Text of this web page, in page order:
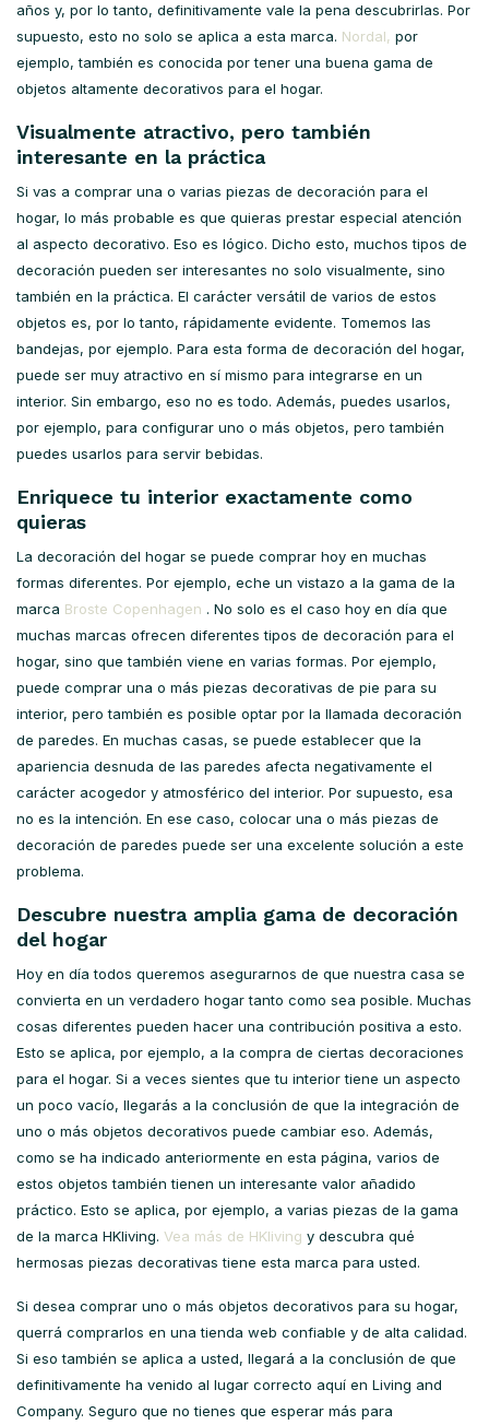
años y, por lo tanto, definitivamente vale la pena descubrirlas. Por
supuesto, esto no solo se aplica a esta marca. Nordal, por
ejemplo, también es conocida por tener una buena gama de
objetos altamente decorativos para el hogar.
Visualmente atractivo, pero también
interesante en la práctica
Si vas a comprar una o varias piezas de decoración para el
hogar, lo más probable es que quieras prestar especial atención
al aspecto decorativo. Eso es lógico. Dicho esto, muchos tipos de
decoración pueden ser interesantes no solo visualmente, sino
también en la práctica. El carácter versátil de varios de estos
objetos es, por lo tanto, rápidamente evidente. Tomemos las
bandejas, por ejemplo. Para esta forma de decoración del hogar,
puede ser muy atractivo en sí mismo para integrarse en un
interior. Sin embargo, eso no es todo. Además, puedes usarlos,
por ejemplo, para configurar uno o más objetos, pero también
puedes usarlos para servir bebidas.
Enriquece tu interior exactamente como
quieras
La decoración del hogar se puede comprar hoy en muchas
formas diferentes. Por ejemplo, eche un vistazo a la gama de la
marca Broste Copenhagen . No solo es el caso hoy en día que
muchas marcas ofrecen diferentes tipos de decoración para el
hogar, sino que también viene en varias formas. Por ejemplo,
puede comprar una o más piezas decorativas de pie para su
interior, pero también es posible optar por la llamada decoración
de paredes. En muchas casas, se puede establecer que la
apariencia desnuda de las paredes afecta negativamente el
carácter acogedor y atmosférico del interior. Por supuesto, esa
no es la intención. En ese caso, colocar una o más piezas de
decoración de paredes puede ser una excelente solución a este
problema.
Descubre nuestra amplia gama de decoración
del hogar
Hoy en día todos queremos asegurarnos de que nuestra casa se
convierta en un verdadero hogar tanto como sea posible. Muchas
cosas diferentes pueden hacer una contribución positiva a esto.
Esto se aplica, por ejemplo, a la compra de ciertas decoraciones
para el hogar. Si a veces sientes que tu interior tiene un aspecto
un poco vacío, llegarás a la conclusión de que la integración de
uno o más objetos decorativos puede cambiar eso. Además,
como se ha indicado anteriormente en esta página, varios de
estos objetos también tienen un interesante valor añadido
práctico. Esto se aplica, por ejemplo, a varias piezas de la gama
de la marca HKliving. Vea más de HKliving y descubra qué
hermosas piezas decorativas tiene esta marca para usted.
Si desea comprar uno o más objetos decorativos para su hogar,
querrá comprarlos en una tienda web confiable y de alta calidad.
Si eso también se aplica a usted, llegará a la conclusión de que
definitivamente ha venido al lugar correcto aquí en Living and
Company. Seguro que no tienes que esperar más para